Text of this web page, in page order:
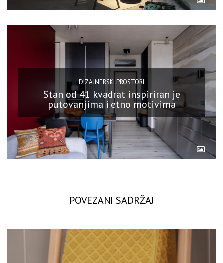
DIZAJNERSKI PROSTORI
Stan od 41 kvadrat inspiriran je
putovanjima i etno motivima
POVEZANI SADRŽAJ